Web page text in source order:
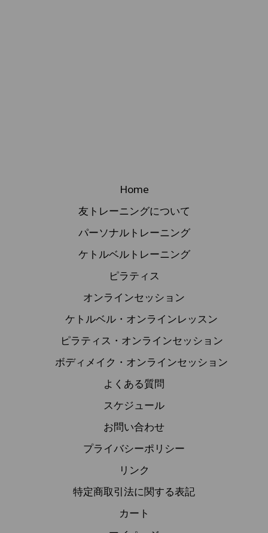
Home
友トレーニングについて
パーソナルトレーニング
ケトルベルトレーニング
ピラティス
オンラインセッション
ケトルベル・オンラインレッスン
ピラティス・オンラインセッション
ボディメイク・オンラインセッション
よくある質問
スケジュール
お問い合わせ
プライバシーポリシー
リンク
特定商取引法に関する表記
カート